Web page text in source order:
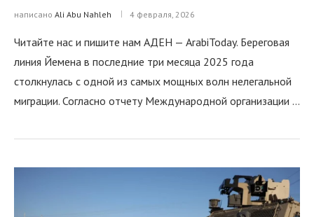
написано Ali Abu Nahleh 4 февраля, 2026
Читайте нас и пишите нам АДЕН — ArabiToday. Береговая
линия Йемена в последние три месяца 2025 года
столкнулась с одной из самых мощных волн нелегальной
миграции. Согласно отчету Международной организации …